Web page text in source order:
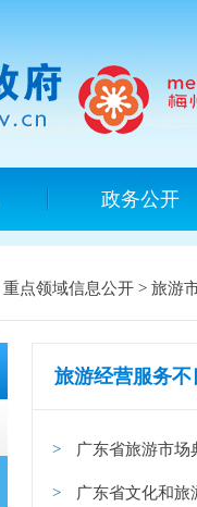
政务公开
重点领域信息公开 > 旅游
旅游经营服务不
广东省旅游市场
广东省文化和旅